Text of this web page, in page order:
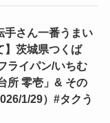
手さん一番うまい
】茨城県つくば
ライパン/いちむ
所 零壱」& その
1/29）#タクう